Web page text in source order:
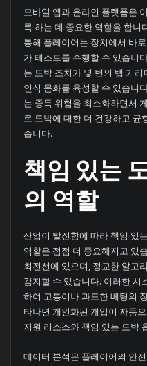
모바일 앱과 온라인 플랫폼은
록 하는 데 중요한 역할을 합니
통해 플레이어는 장치에서 바
가 테스트를 수행할 수 있습니
는 도박 조치가 몇 번의 탭 거
인식 문화를 육성할 수 있습니
는 중독 위험을 최소화하면서
로 도박에 대한 더 건강하고 균
습니다.
책임 있는
의 역할
산업이 발전함에 따라 책임 있
역할은 점점 더 중요해지고 있
최전선에 있으며, 정교한 알고
감지할 수 있습니다. 이러한 시
하여 고통이나 과도한 베팅의
타나면 개인화된 개입이 자동
지원 리소스와 책임 있는 도박
데이터 분석은 플레이어의 안